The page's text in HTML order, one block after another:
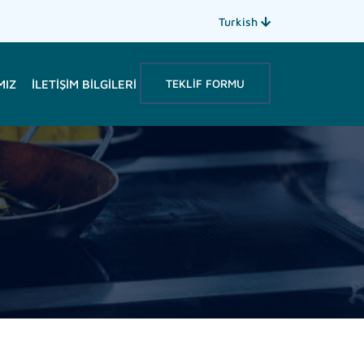
Turkish
TEKLIF FORMU
İLETIŞIM BILGILERI